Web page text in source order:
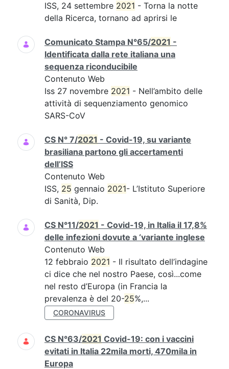
ISS, 24 settembre 2021 - Torna la notte
della Ricerca, tornano ad aprirsi le
Comunicato Stampa N°65/2021 -
Identificata dalla rete italiana una
sequenza riconducibile
Contenuto Web
Iss 27 novembre 2021 - Nell’ambito delle
attività di sequenziamento genomico
SARS-CoV
CS N° 7/2021 - Covid-19, su variante
brasiliana partono gli accertamenti
dell’ISS
Contenuto Web
ISS, 25 gennaio 2021- L’Istituto Superiore
di Sanità, Dip.
CS N°11/2021 - Covid-19, in Italia il 17,8%
delle infezioni dovute a ‘variante inglese
Contenuto Web
12 febbraio 2021 - Il risultato dell’indagine
ci dice che nel nostro Paese, così...come
nel resto d’Europa (in Francia la
prevalenza è del 20-25%,...
CORONAVIRUS
CS N°63/2021 Covid-19: con i vaccini
evitati in Italia 22mila morti, 470mila in
Europa